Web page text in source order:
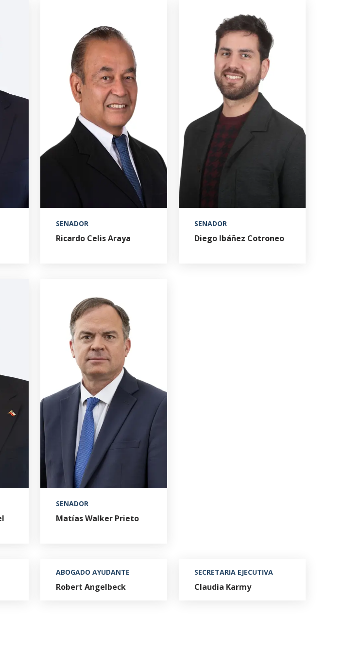
SENADOR
Ricardo Celis Araya
SENADOR
Diego Ibáñez Cotroneo
SENADOR
Matías Walker Prieto
ABOGADO AYUDANTE
Robert Angelbeck
SECRETARIA EJECUTIVA
Claudia Karmy